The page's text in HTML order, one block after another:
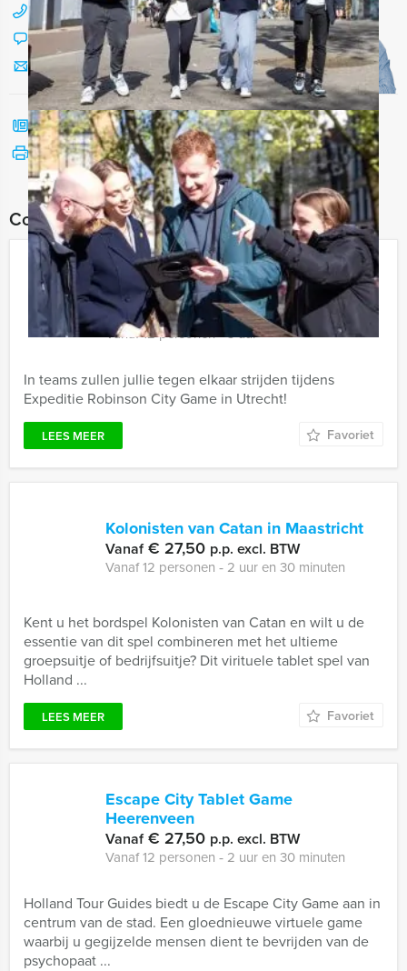
088 428 81 17
Chat met Jeroen
Stuur ons een mailtje
Bel mij terug
Bekijk printbare versie
Combineer dit uitje met:
Expeditie Robinson City Game in
Utrecht
Vanaf€ 24,50 p.p. excl. BTW
Vanaf 12 personen ‐ 3 uur
In teams zullen jullie tegen elkaar strijden tijdens
Expeditie Robinson City Game in Utrecht!
LEES MEER Favoriet
Kolonisten van Catan in Maastricht
Vanaf€ 27,50 p.p. excl. BTW
Vanaf 12 personen ‐ 2 uur en 30 minuten
Kent u het bordspel Kolonisten van Catan en wilt u de
essentie van dit spel combineren met het ultieme
groepsuitje of bedrijfsuitje? Dit virituele tablet spel van
Holland ...
LEES MEER Favoriet
Escape City Tablet Game
Heerenveen
Vanaf€ 27,50 p.p. excl. BTW
Vanaf 12 personen ‐ 2 uur en 30 minuten
Holland Tour Guides biedt u de Escape City Game aan in
centrum van de stad. Een gloednieuwe virtuele game
waarbij u gegijzelde mensen dient te bevrijden van de
psychopaat ...